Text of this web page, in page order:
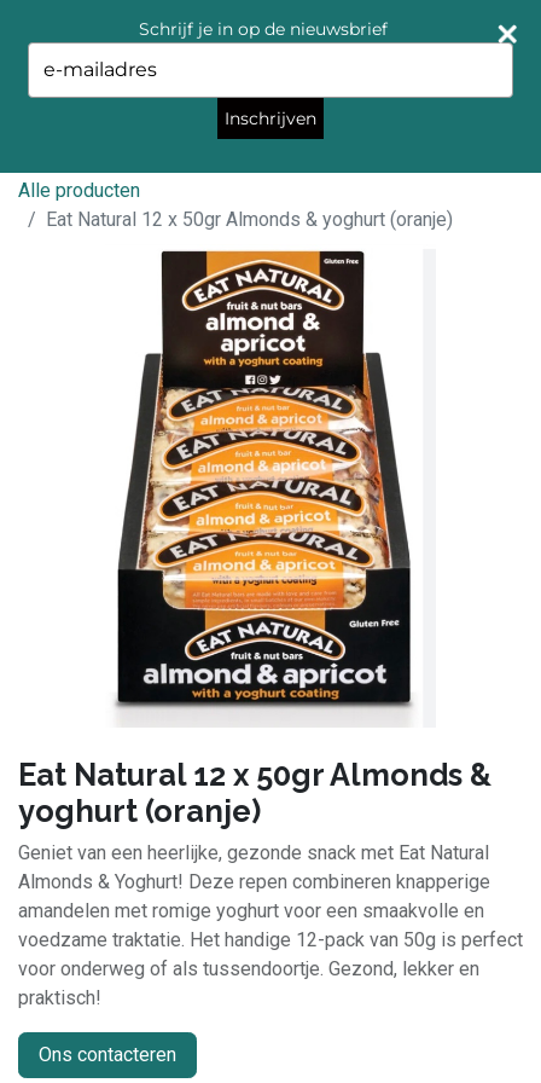
Alle producten
Eat Natural 12 x 50gr Almonds & yoghurt (oranje)
Eat Natural 12 x 50gr Almonds &
yoghurt (oranje)
Geniet van een heerlijke, gezonde snack met Eat Natural
Almonds & Yoghurt! Deze repen combineren knapperige
amandelen met romige yoghurt voor een smaakvolle en
voedzame traktatie. Het handige 12-pack van 50g is perfect
voor onderweg of als tussendoortje. Gezond, lekker en
praktisch!
Ons contacteren
Schrijf je in op de nieuwsbrief
your
email
Inschrijven